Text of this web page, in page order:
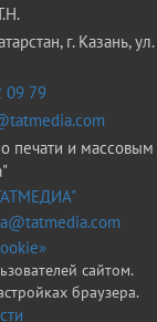
г. Казань, ул.
09 79
печати и массовым
сайтом.
браузера.